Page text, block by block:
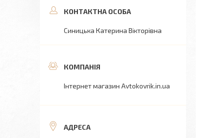
Синицька Катерина Вікторівна
Інтернет магазин Avtokovrik.in.ua